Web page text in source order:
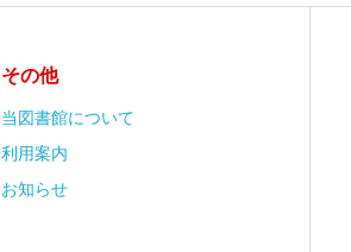
その他
当図書館について
利用案内
お知らせ